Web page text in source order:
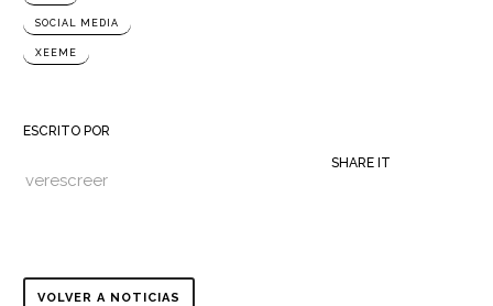
SOCIAL MEDIA
XEEME
ESCRITO POR
verescreer
SHARE IT
VOLVER A NOTICIAS